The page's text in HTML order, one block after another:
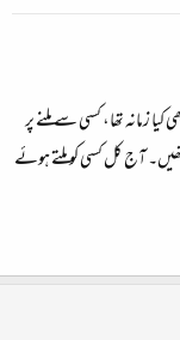
زمانہ تھا، کسی سے ملنے پر
آج کل کسی کو ملتے ہوئے